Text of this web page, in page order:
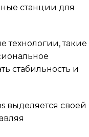
станции для
технологии, такие
стабильность и
выделяется своей